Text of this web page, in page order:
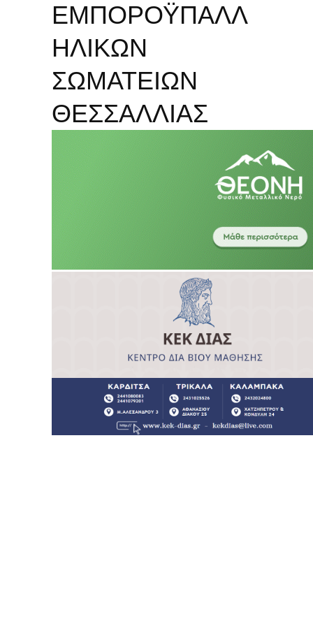
ΕΜΠΟΡΟΫΠΑΛΛ
ΗΛΙΚΩΝ
ΣΩΜΑΤΕΙΩΝ
ΘΕΣΣΑΛΛΙΑΣ